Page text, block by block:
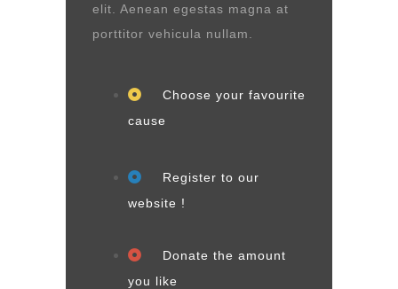
elit. Aenean egestas magna at
porttitor vehicula nullam.
Choose your favourite
cause
Register to our
website !
Donate the amount
you like